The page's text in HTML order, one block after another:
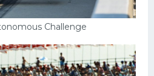
Challenge